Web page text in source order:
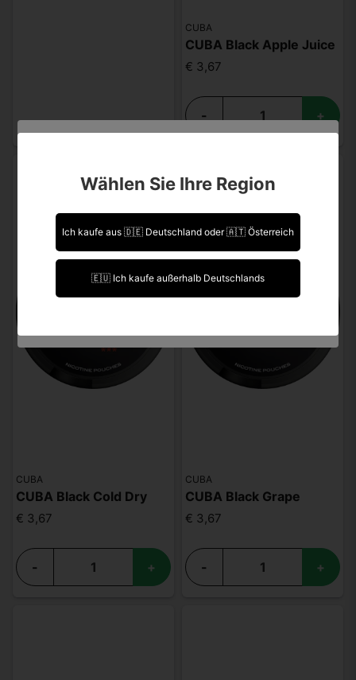
CUBA
CUBA Black Apple Juice
€ 3,67
- +
CUBA
CUBA Black Cold Dry
€ 3,67
- +
CUBA
CUBA Black Grape
€ 3,67
- +
Leider können Sie Ihre Daten nicht selbst ändern.
Ich bin über 18 Jahre alt.
Ich bin unter 18 Jahre alt.
Wählen Sie Ihre Region
Ich kaufe aus 🇩🇪 Deutschland oder 🇦🇹 Österreich
🇪🇺 Ich kaufe außerhalb Deutschlands